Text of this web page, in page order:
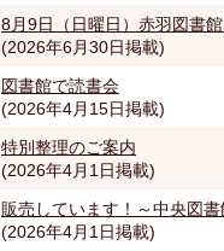
8月9日（日曜日）赤羽図書
(2026年6月30日掲載)
図書館で読書会
(2026年4月15日掲載)
特別整理のご案内
(2026年4月1日掲載)
販売しています！～中央図
(2026年4月1日掲載)